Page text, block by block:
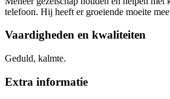
telefoon. Hij heeft er groeiende moeite
Vaardigheden en kwaliteiten
Geduld, kalmte.
Extra informatie